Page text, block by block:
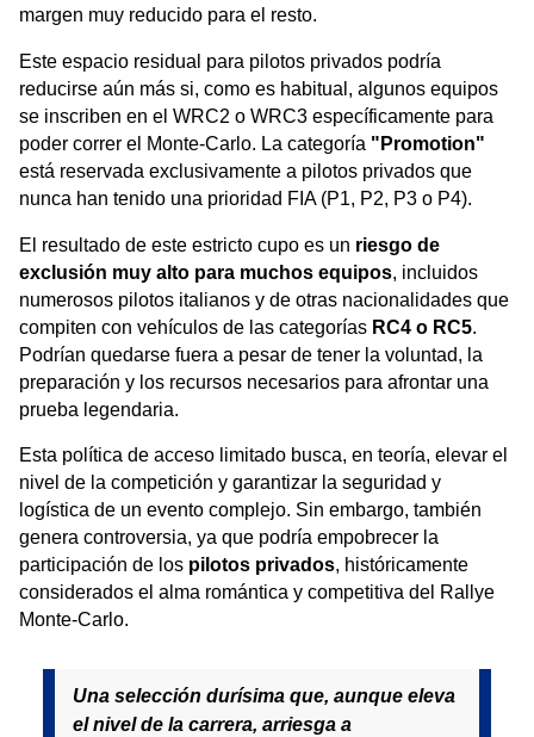
margen muy reducido para el resto.
Este espacio residual para pilotos privados podría
reducirse aún más si, como es habitual, algunos equipos
se inscriben en el WRC2 o WRC3 específicamente para
poder correr el Monte-Carlo. La categoría "Promotion"
está reservada exclusivamente a pilotos privados que
nunca han tenido una prioridad FIA (P1, P2, P3 o P4).
El resultado de este estricto cupo es un riesgo de
exclusión muy alto para muchos equipos, incluidos
numerosos pilotos italianos y de otras nacionalidades que
compiten con vehículos de las categorías RC4 o RC5.
Podrían quedarse fuera a pesar de tener la voluntad, la
preparación y los recursos necesarios para afrontar una
prueba legendaria.
Esta política de acceso limitado busca, en teoría, elevar el
nivel de la competición y garantizar la seguridad y
logística de un evento complejo. Sin embargo, también
genera controversia, ya que podría empobrecer la
participación de los pilotos privados, históricamente
considerados el alma romántica y competitiva del Rallye
Monte-Carlo.
Una selección durísima que, aunque eleva
el nivel de la carrera, arriesga a